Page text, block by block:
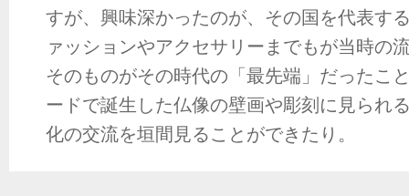
すが、興味深かったのが、その国を代表す
ァッションやアクセサリーまでもが当時の
そのものがその時代の「最先端」だったこ
ードで誕生した仏像の壁画や彫刻に見られ
化の交流を垣間見ることができたり。